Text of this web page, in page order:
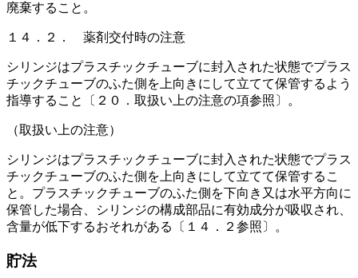
廃棄すること。
１４．２． 薬剤交付時の注意
シリンジはプラスチックチューブに封入された状態でプラス
チックチューブのふた側を上向きにして立てて保管するよう
指導すること〔２０．取扱い上の注意の項参照〕。
（取扱い上の注意）
シリンジはプラスチックチューブに封入された状態でプラス
チックチューブのふた側を上向きにして立てて保管するこ
と。プラスチックチューブのふた側を下向き又は水平方向に
保管した場合、シリンジの構成部品に有効成分が吸収され、
含量が低下するおそれがある〔１４．２参照〕。
貯法